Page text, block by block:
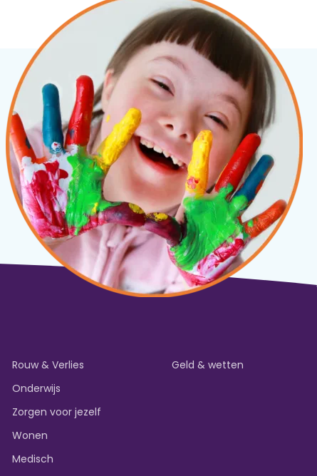
Rouw & Verlies
Onderwijs
Zorgen voor jezelf
Wonen
Medisch
Geld & wetten